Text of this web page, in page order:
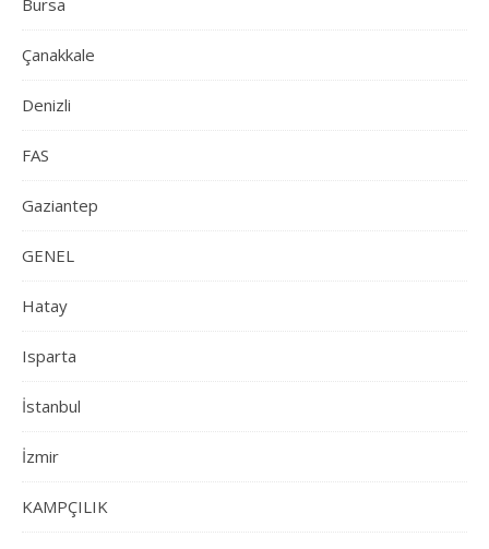
Bursa
Çanakkale
Denizli
FAS
Gaziantep
GENEL
Hatay
Isparta
İstanbul
İzmir
KAMPÇILIK